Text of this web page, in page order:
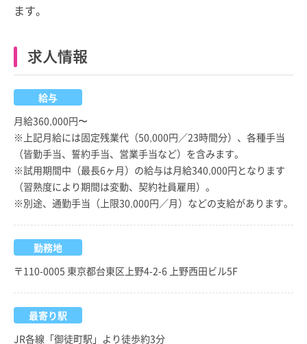
ます。
求人情報
給与
月給360,000円〜
※上記月給には固定残業代（50,000円／23時間分）、各種手当
（皆勤手当、誓約手当、営業手当など）を含みます。
※試用期間中（最長6ヶ月）の給与は月給340,000円となります
（習熟度により期間は変動、契約社員雇用）。
※別途、通勤手当（上限30,000円／月）などの支給があります。
勤務地
〒110-0005 東京都台東区上野4-2-6 上野西田ビル5F
最寄り駅
JR各線「御徒町駅」より徒歩約3分